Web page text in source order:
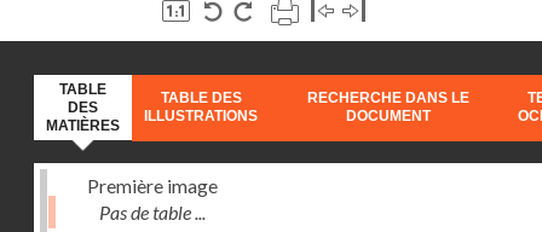
TABLE
DES
MATIÈRES
TABLE DES
ILLUSTRATIONS
RECHERCHE DANS LE
DOCUMENT
Première image
Pas de table ...